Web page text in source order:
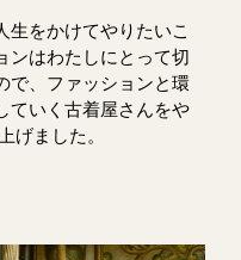
生をかけてやりたいこ
ンはわたしにとって切
で、ファッションと環
ていく古着屋さんをや
げました。